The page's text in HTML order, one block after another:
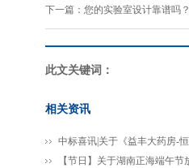
下一篇： 您的实验室设计靠谱吗
此文关键词：
相关资讯
中标喜讯|关于《益丰大药房-
【节日】关于湖南正海端午